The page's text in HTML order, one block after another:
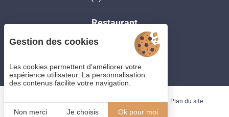
Restaurant
La Tour aux Crabes
119 quai Henri IV
76200 DIEPPE
+33 (0)2 19 13 03 93
Gestion des cookies CGV Mentions légales
Plan du site
© 2021
Juliana
Gestion des cookies
Les cookies permettent d’améliorer votre
expérience utilisateur. La personnalisation
des contenus facilite votre navigation.
Non merci Je choisis Ok pour moi